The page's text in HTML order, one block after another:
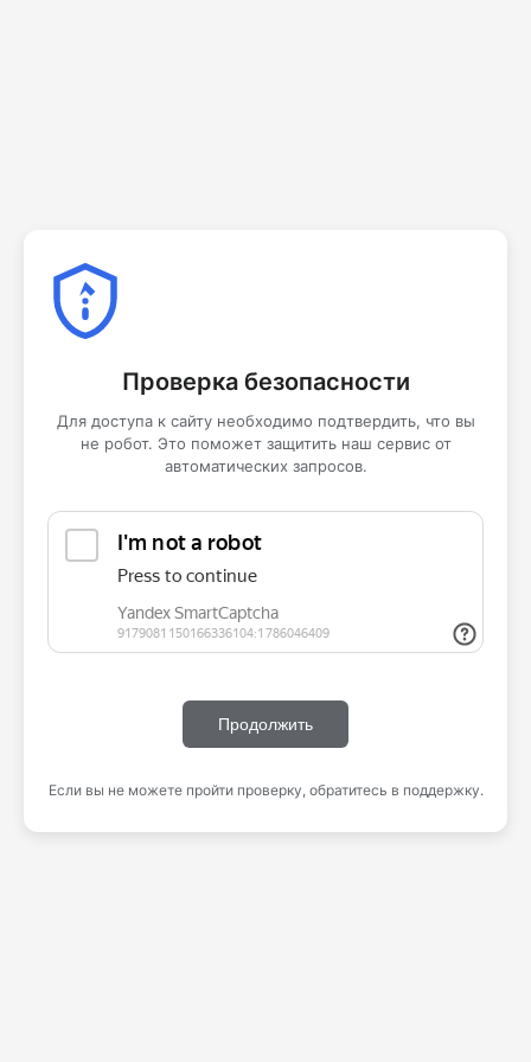
Проверка безопасности
Для доступа к сайту необходимо подтвердить, что вы
не робот. Это поможет защитить наш сервис от
автоматических запросов.
Продолжить
Если вы не можете пройти проверку, обратитесь в поддержку.